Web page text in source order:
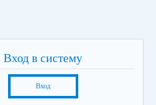
Вход в систему
Вход